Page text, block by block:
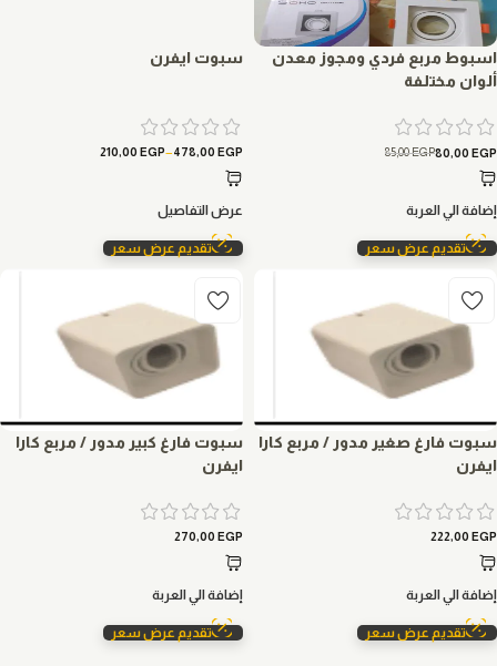
اسبوط مربع فردي ومجوز معدن
ألوان مختلفة
85,00EGP80,00 EGP
إضافة الي العربة
تقديم عرض سعر
سبوت ايفرن
210,00 EGP–478,00 EGP
عرض التفاصيل
تقديم عرض سعر
سبوت فارغ صغير مدور / مربع كارا
ايفرن
222,00 EGP
إضافة الي العربة
تقديم عرض سعر
سبوت فارغ كبير مدور / مربع كارا
ايفرن
270,00 EGP
إضافة الي العربة
تقديم عرض سعر